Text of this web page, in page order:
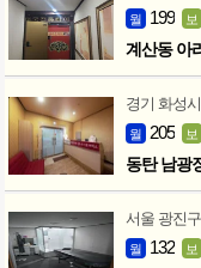
월 199 보
계산동 아
경기 화성시
월 205 보
동탄 남광
서울 광진구
월 132 보